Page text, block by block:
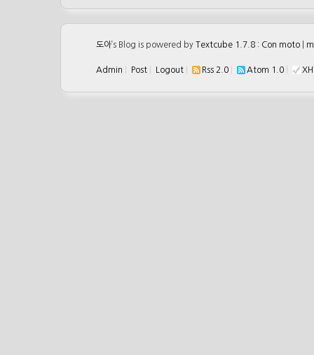
도아’s Blog is powered by Textcube 1.7.8 : Con moto
Admin Post Logout Rss 2.0 Atom 1.0